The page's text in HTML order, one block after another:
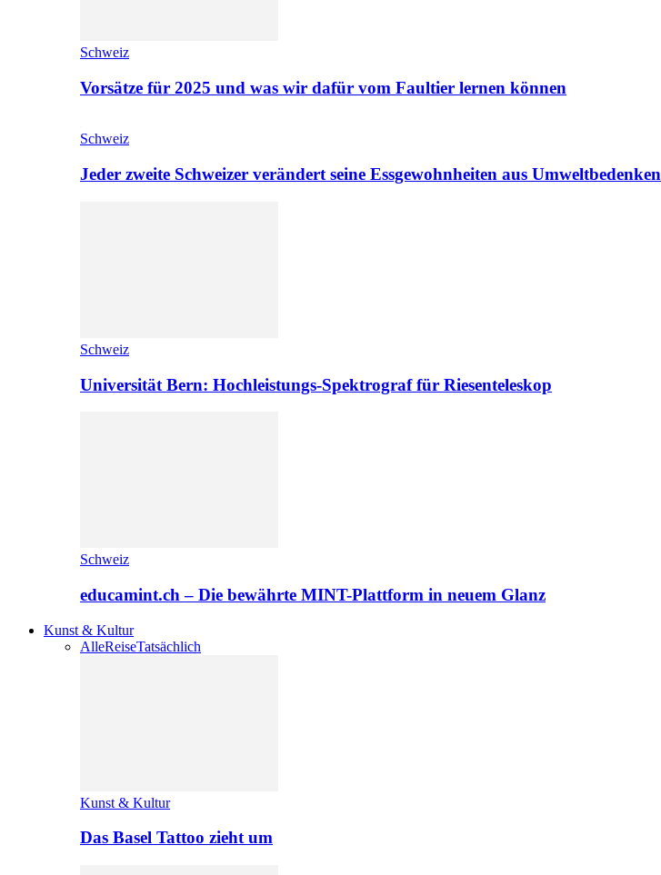
Schweiz
Vorsätze für 2025 und was wir dafür vom Faultier lernen können
Schweiz
Jeder zweite Schweizer verändert seine Essgewohnheiten aus Umweltbedenken
Schweiz
Universität Bern: Hochleistungs-Spektrograf für Riesenteleskop
Schweiz
educamint.ch – Die bewährte MINT-Plattform in neuem Glanz
Kunst & Kultur
AlleReiseTatsächlich
Kunst & Kultur
Das Basel Tattoo zieht um